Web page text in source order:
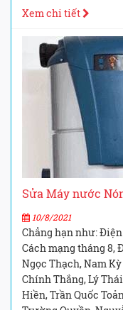
Xem chi tiết
Sửa Máy nước
10/8/2021
Chẳng hạn như:
Cách mạng tháng 8,
Ngọc Thạch, Nam
Chính Thắng, Lý
Hiền, Trần Quốc